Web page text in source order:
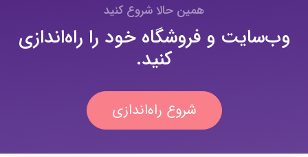
همین حالا شروع کنید
وب‌سایت و فروشگاه خود را راه‌اندازی
کنید.
شروع راه‌اندازی